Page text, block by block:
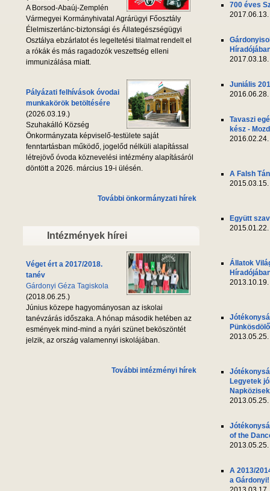
A Borsod-Abaúj-Zemplén
Vármegyei Kormányhivatal Agrárügyi Főosztály
Élelmiszerlánc-biztonsági és Állategészségügyi
Osztálya ebzárlatot és legeltetési tilalmat rendelt el
a rókák és más ragadozók veszettség elleni
immunizálása miatt.
Pályázati felhívások óvodai
munkakörök betöltésére
(2026.03.19.)
Szuhakálló Község
Önkormányzata képviselő-testülete saját
fenntartásban működő, jogelőd nélküli alapítással
létrejövő óvoda köznevelési intézmény alapításáról
döntött a 2026. március 19-i ülésén.
További önkormányzati hírek
Intézmények hírei
Véget ért a 2017/2018.
tanév
Gárdonyi Géza Tagiskola
(2018.06.25.)
Június közepe hagyományosan az iskolai
tanévzárás időszaka. A hónap második hetében az
esmények mind-mind a nyári szünet beköszöntét
jelzik, az ország valamennyi iskolájában.
További intézményi hírek
700 éves
2017.06.13.
2017.03.18.
Juniális
2016.06.28.
Tavaszi
kész -
2016.02.24.
A Falsh
2015.03.15.
Együtt
2015.01.22.
Állatok
2013.10.19.
2013.05.25.
Legyetek
Napközisek
2013.05.25.
of the
2013.05.25.
A 2013/
a Gárdonyi!